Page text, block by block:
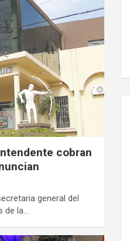
cobran
general del
de la…